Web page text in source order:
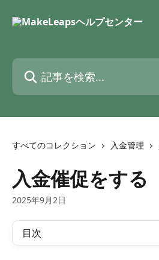
記事を検索...
すべてのコレクション 入金管理
入金催促をする
2025年9月2日
目次